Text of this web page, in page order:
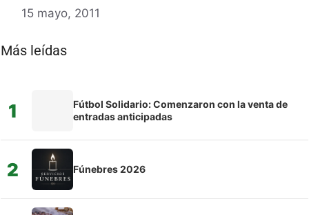
15 mayo, 2011
Más leídas
1
Fútbol Solidario: Comenzaron con la venta de
entradas anticipadas
2 Fúnebres 2026